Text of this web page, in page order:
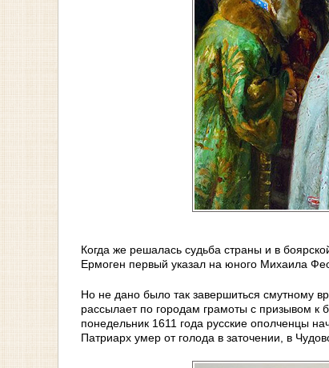
Когда же решалась судьба страны и в
Ермоген первый указал на юного Михаила
Но не дано было так завершиться смутному
рассылает по городам грамоты с призывом к
понедельник 1611 года русские ополченцы
Патриарх умер от голода в заточении, в